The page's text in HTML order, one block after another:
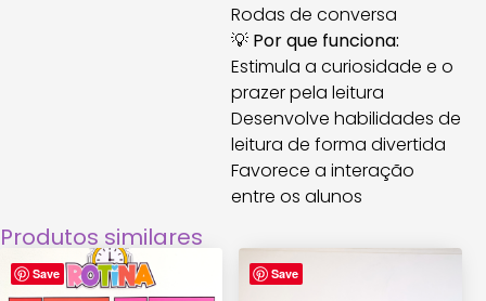
Rodas de conversa
💡 Por que funciona:
Estimula a curiosidade e o
prazer pela leitura
Desenvolve habilidades de
leitura de forma divertida
Favorece a interação
entre os alunos
Produtos similares
Save Save